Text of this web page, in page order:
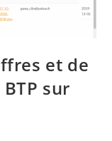
et de
sur